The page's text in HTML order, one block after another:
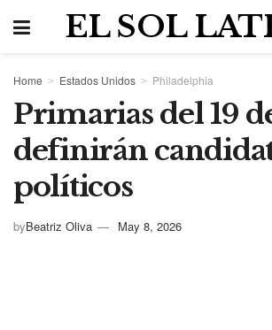
EL SOL
Home Estados Unidos Philadelphia
Primarias del 19
definirán
políticos
byBeatriz Oliva May 8, 2026